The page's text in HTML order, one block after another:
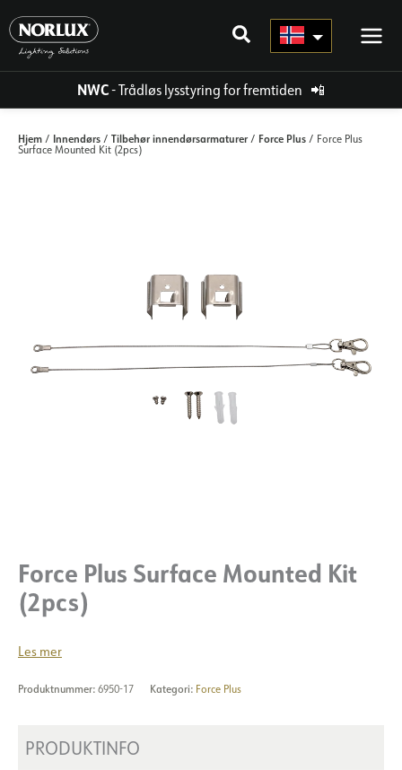
rett
innholdet
NWC- Trådløs lysstyring for fremtiden 📲
Hjem / Innendørs / Tilbehør innendørsarmaturer/ Force Plus / Force Plus
Surface Mounted Kit (2pcs)
Force Plus Surface Mounted Kit
(2pcs)
Les mer
Produktnummer: 6950-17 Kategori: Force Plus
PRODUKTINFO